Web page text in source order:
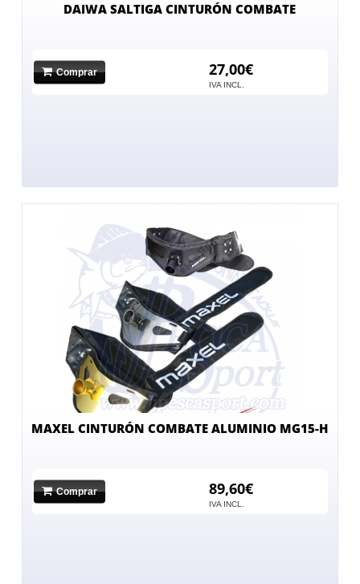
DAIWA SALTIGA CINTURÓN COMBATE
Comprar 27,00€
IVA INCL.
MAXEL CINTURÓN COMBATE ALUMINIO MG15-H
Comprar 89,60€
IVA INCL.